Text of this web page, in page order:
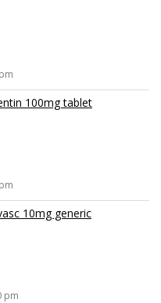
100mg tablet
10mg generic
pm